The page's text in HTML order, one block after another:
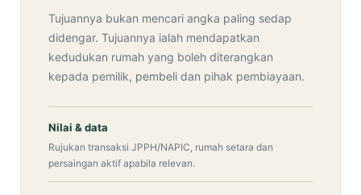
Tujuannya bukan mencari angka paling sedap
didengar. Tujuannya ialah mendapatkan
kedudukan rumah yang boleh diterangkan
kepada pemilik, pembeli dan pihak pembiayaan.
Nilai & data
Rujukan transaksi JPPH/NAPIC, rumah setara dan
persaingan aktif apabila relevan.